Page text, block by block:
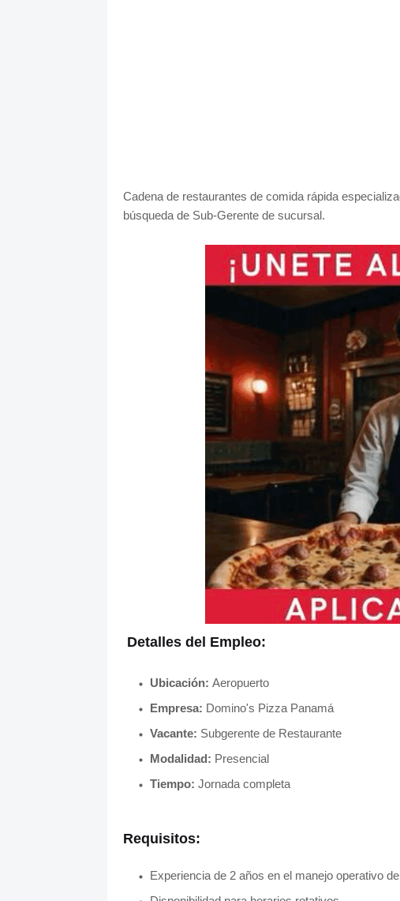
Cadena de restaurantes de comida rápida
búsqueda de Sub-Gerente de sucursal.
Detalles del Empleo:
Ubicación: Aeropuerto
Empresa: Domino's Pizza Panamá
Vacante: Subgerente de Restaurante
Modalidad: Presencial
Tiempo: Jornada completa
Requisitos:
Experiencia de 2 años en el manejo operativo